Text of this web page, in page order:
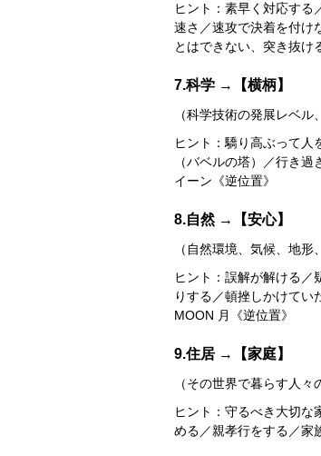
ヒント：素早く対応する
速さ／速攻で決着を付け
とはできない、突き抜け
7.科学 →【横柄】
（科学技術の発展レベル
ヒント：驕り高ぶって人
（バベルの塔）／行き
イーン《逆位置》
8.自然 →【安心】
（自然環境、気候、地
ヒント：誤解が解ける／
りする／頓挫しかけて
MOON 月《逆位置》
9.住居 →【家庭】
（その世界で暮らす人
ヒント：守るべき大切な
める／親孝行をする／家